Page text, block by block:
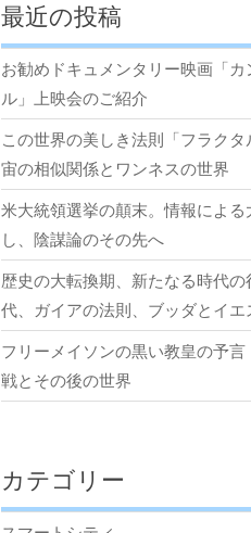
最近の投稿
お勧めドキュメンタリー映画「カ
ル」上映会のご紹介
この世界の美しき法則「フラク
宙の相似関係とワンネスの世界
米大統領選挙の顛末。情報によ
し、陰謀論のその先へ
歴史の大転換期、新たなる時代
代、ガイアの法則、ブッダとイエ
フリーメイソンの黒い教皇の予
戦とその後の世界
カテゴリー